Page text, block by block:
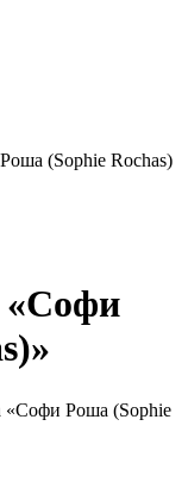
(Sophie Rochas)
«Софи
«Софи Роша (Sophie